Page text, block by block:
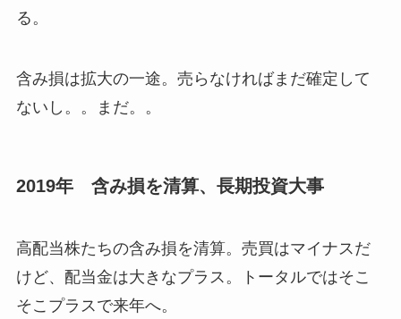
る。
含み損は拡大の一途。売らなければまだ確定して
ないし。。まだ。。
2019年 含み損を清算、長期投資大事
高配当株たちの含み損を清算。売買はマイナスだ
けど、配当金は大きなプラス。トータルではそこ
そこプラスで来年へ。